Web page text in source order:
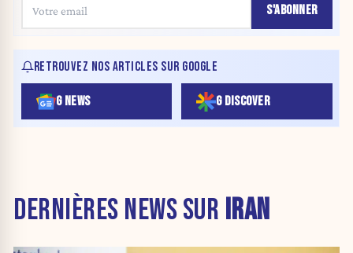
S'ABONNER
RETROUVEZ NOS ARTICLES SUR GOOGLE
G NEWS G DISCOVER
DERNIÈRES NEWS SUR IRAN